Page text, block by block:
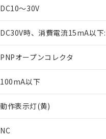
DC10～30V
DC30V時、消費電流15mA以
PNPオープンコレクタ
100mA以下
動作表示灯(黄)
NC
※1 対応状況